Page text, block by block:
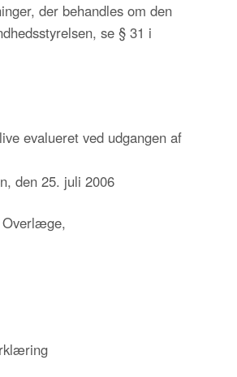
der behandles om den
se § 31 i
evalueret ved udgangen af
den 25. juli 2006
Overlæge,